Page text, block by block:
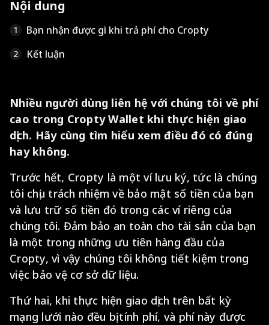
Nội dung
1 Bạn nhận được gì khi trả phí cho Cropty
2 Kết luận
Nhiều người dùng liên hệ với chúng tôi về phí
cao trong Cropty Wallet khi thực hiện giao
dịch. Hãy cùng tìm hiểu xem điều đó có đúng
hay không.
Trước hết, Cropty là một ví lưu ký, tức là chúng
tôi chịu trách nhiệm về bảo mật số tiền của bạn
và lưu trữ số tiền đó trong các ví riêng của
chúng tôi. Đảm bảo an toàn cho tài sản của bạn
là một trong những ưu tiên hàng đầu của
Cropty, vì vậy chúng tôi không tiết kiệm trong
việc bảo vệ cơ sở dữ liệu.
Thứ hai, khi thực hiện giao dịch trên bất kỳ
mạng lưới nào đều bị tính phí, và phí này được